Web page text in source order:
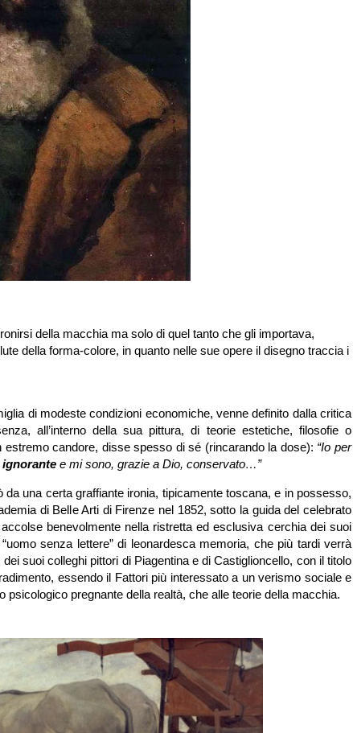
della macchia ma solo di quel tanto che gli importava,
della forma-colore, in quanto nelle sue opere il disegno traccia i
di modeste condizioni economiche, venne definito dalla critica
all’interno della sua pittura, di teorie estetiche, filosofie o
candore, disse spesso di sé (rincarando la dose): “Io per
ignorante e mi sono, grazie a Dio, conservato…”
una certa graffiante ironia, tipicamente toscana, e in possesso,
di Belle Arti di Firenze nel 1852, sotto la guida del celebrato
benevolmente nella ristretta ed esclusiva cerchia dei suoi
senza lettere” di leonardesca memoria, che più tardi verrà
suoi colleghi pittori di Piagentina e di Castiglioncello, con il titolo
essendo il Fattori più interessato a un verismo sociale e
pregnante della realtà, che alle teorie della macchia.